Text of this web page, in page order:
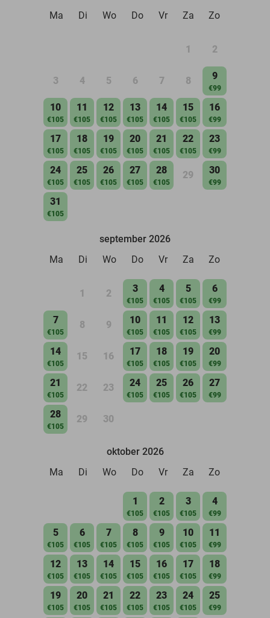
Ma
Di Wo Do Vr Za Zo
1 2
3 4 5 6 7 8 9
€99
10
€105
11
€105
12
€105
13
€105
14
€105
15
€105
16
€99
17
€105
18
€105
19
€105
20
€105
21
€105
22
€105
23
€99
24
€105
25
€105
26
€105
27
€105
28
€105
29 30
€99
31
€105
september 2026
Ma
Di Wo Do Vr Za Zo
1 2 3
€105
4
€105
5
€105
6
€99
7
€105
8 9 10
€105
11
€105
12
€105
13
€99
14
€105
15 16 17
€105
18
€105
19
€105
20
€99
21
€105
22 23 24
€105
25
€105
26
€105
27
€99
28
€105
29 30
oktober 2026
Ma
Di Wo Do Vr Za Zo
1
€105
2
€105
3
€105
4
€99
5
€105
6
€105
7
€105
8
€105
9
€105
10
€105
11
€99
12
€105
13
€105
14
€105
15
€105
16
€105
17
€105
18
€99
19
€105
20
€105
21
€105
22
€105
23
€105
24
€105
25
€99